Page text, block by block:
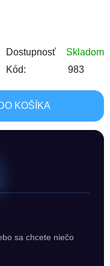
Dostupnosť
Skladom
Kód:
983
KOŠÍKA
sa chcete niečo